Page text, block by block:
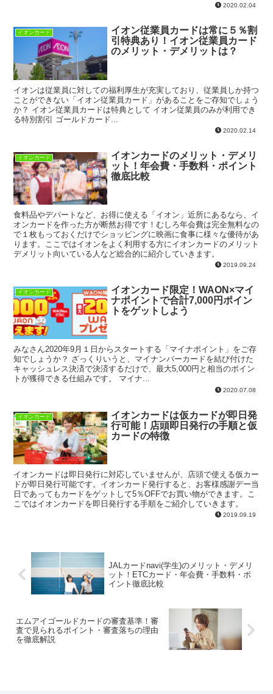
2020.02.04
イオンカード
イオン従業員カードは常に５％割
引特典あり！イオン従業員カード
のメリット・デメリットは？
イオンは従業員に対しての福利厚生が充実しており、従業員しか持つ
ことができない「イオン従業員カード」があることをご存知でしょう
か？ イオン従業員カードは特典として イオン従業員のみが利用でき
る特別割引 ゴールドカード...
2020.02.14
イオンカード
イオンカードのメリット・デメリ
ット！年会費・手数料・ポイント
徹底比較
食料品やデパートなど、お得に使える「イオン」近所にあるなら、イ
オンカードを作った方が断然お得です！むしろ年会費は完全無料なの
で１枚もっておくだけでショッピングに映画に食事に様々な優待があ
ります。ここではイオンをよく利用する方にイオンカードのメリット
デメリット向いている人など総合的に紹介していきます。
2019.09.24
イオンカード
イオンカード限定！WAON×マイ
ナポイントで合計7,000円ポイン
トをゲットしよう
みなさん2020年9月１日からスタートする「マイナポイント」をご存
知でしょうか？ ざっくりいうと、マイナンバーカードを結び付けた
キャッシュレス決済で決済するだけで、最大5,000円と相当のポイン
トが獲得できる仕組みです。 マイナ...
2020.07.08
イオンカード
イオンカードは仮カードが即日発
行可能！店頭即日発行の手順と仮
カードの特徴
イオンカードは即日発行に対応していませんが、店頭で使える仮カー
ドが即日発行可能です。イオンカード発行すると、お客様感謝デー当
日であってもカードをゲットして5％OFFでお買い物ができます。こ
こではイオンカードを即日発行する手順をご紹介していきます。
2019.09.19
JALカードnavi(学生)のメリット・デメリ
ット！ETCカード・年会費・手数料・ポ
イント徹底比較
エムアイゴールドカードの審査基準！審
査で見られるポイント・審査落ちの理由
を徹底解説